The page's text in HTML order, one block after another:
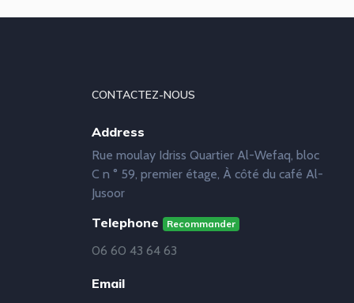
CONTACTEZ-NOUS
Address
Rue moulay Idriss Quartier Al-Wefaq, bloc
C n ° 59, premier étage, À côté du café Al-
Jusoor
Telephone Recommander
06 60 43 64 63
Email